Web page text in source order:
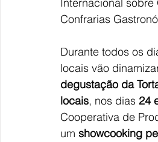
Internacional sobre
Confrarias
Durante todos os
locais vão
degustação da
locais, nos dias 24
Cooperativa de
um showcooking